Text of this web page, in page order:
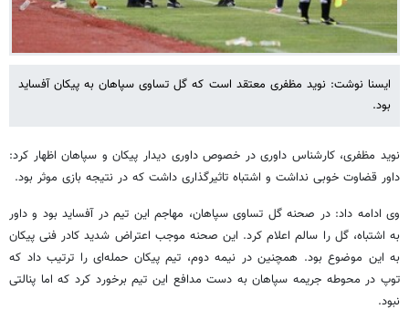
ایسنا نوشت: نوید مظفری معتقد است که گل تساوی سپاهان به پیکان آفساید
بود.
نوید مظفری، کارشناس داوری در خصوص داوری دیدار پیکان و سپاهان اظهار کرد:
داور قضاوت خوبی نداشت و اشتباه تاثیرگذاری داشت که در نتیجه بازی موثر بود.
وی ادامه داد: در صحنه گل تساوی سپاهان، مهاجم این تیم در آفساید بود و داور
به اشتباه، گل را سالم اعلام کرد. این صحنه موجب اعتراض شدید کادر فنی پیکان
به این موضوع بود. همچنین در نیمه دوم، تیم پیکان حمله‌ای را ترتیب داد که
توپ در محوطه جریمه سپاهان به دست مدافع این تیم برخورد کرد که اما پنالتی
نبود.